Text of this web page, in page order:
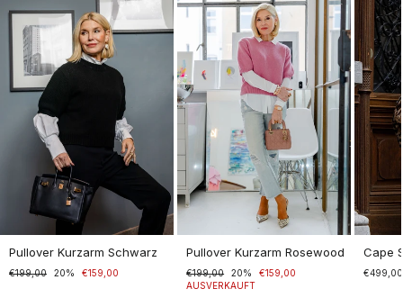
Pullover Kurzarm Schwarz
Normaler
€199,00
Sonderpreis20% €159,00
Pullover Kurzarm Rosewood
Normaler
Preis
€199,00
Sonderpreis20%
€159,00
AUSVERKAUFT
Cape
€499,00